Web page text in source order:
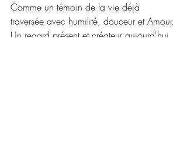
Comme un témoin de la vie déjà
traversée avec humilité, douceur et Amour.
Un regard présent et créateur aujourd'hui,